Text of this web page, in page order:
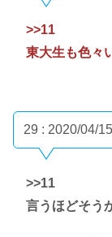
>>11
東大生も色々
29 : 2020/04/
>>11
言うほどそう